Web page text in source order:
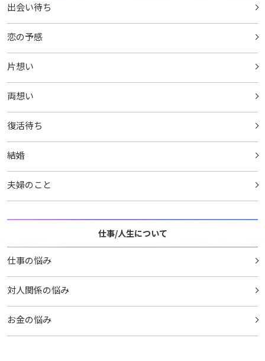
出会い待ち
恋の予感
片想い
両想い
復活待ち
結婚
夫婦のこと
仕事/人生について
仕事の悩み
対人関係の悩み
お金の悩み